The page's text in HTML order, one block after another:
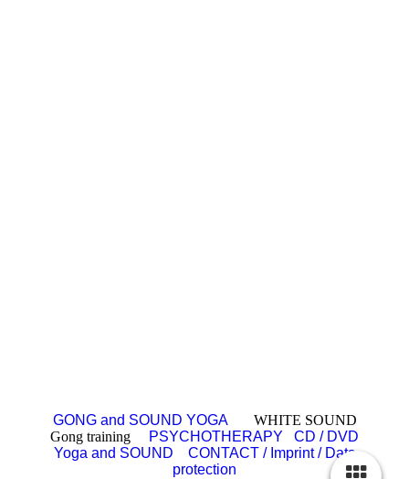
GONG and SOUND YOGAWHITE SOUND
Gong training
PSYCHOTHERAPY
CD / DVD
Yoga and SOUND
CONTACT / Imprint / Data
protection